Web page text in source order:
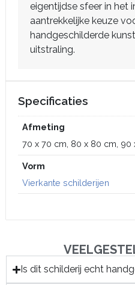
eigentijdse sfeer in het
aantrekkelijke keuze
handgeschilderde
uitstraling.
Specificaties
Afmeting
70 x 70 cm, 80 x 80 cm, 90
Vorm
Vierkante schilderijen
Is dit schilderij echt